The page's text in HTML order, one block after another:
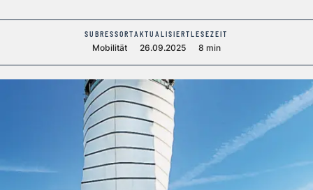
SUBRESSORT
Mobilität
AKTUALISIERT
26.09.2025
LESEZEIT
8 min